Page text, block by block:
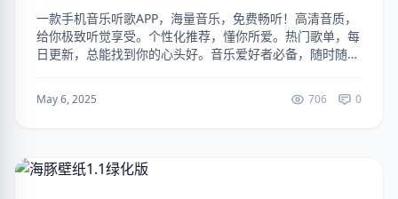
一款手机音乐听歌APP，海量音乐，免费畅听！高清音质，
给你极致听觉享受。个性化推荐，懂你所爱。热门歌单，每
日更新，总能找到你的心头好。音乐爱好者必备，随时随地
May 6, 2025 706 0